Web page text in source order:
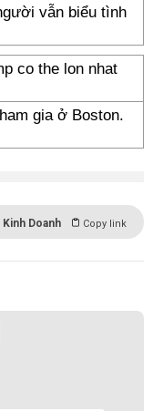
vẫn biểu tình
gia ở Boston.
Kinh Doanh Copy link